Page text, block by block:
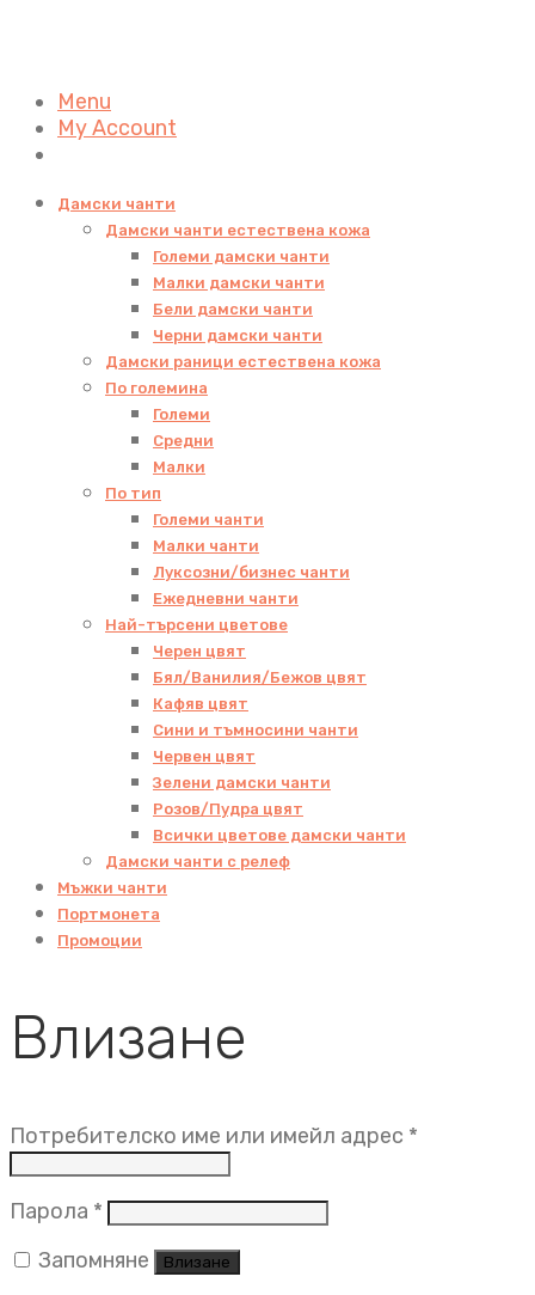
Menu
My Account
Дамски чанти
Дамски чанти естествена кожа
Големи дамски чанти
Малки дамски чанти
Бели дамски чанти
Черни дамски чанти
Дамски раници естествена кожа
По големина
Големи
Средни
Малки
По тип
Големи чанти
Малки чанти
Луксозни/бизнес чанти
Ежедневни чанти
Най-търсени цветове
Черен цвят
Бял/Ванилия/Бежов цвят
Кафяв цвят
Сини и тъмносини чанти
Червен цвят
Зелени дамски чанти
Розов/Пудра цвят
Всички цветове дамски чанти
Дамски чанти с релеф
Мъжки чанти
Портмонета
Промоции
Влизане
Потребителско име или имейл адрес *
Парола * Задължително
Запомняне
Влизане